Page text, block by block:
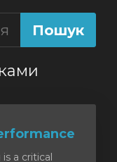
a critical